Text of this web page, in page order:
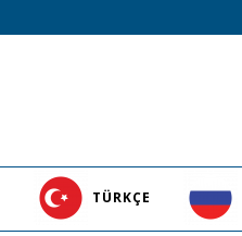
TÜRKÇE